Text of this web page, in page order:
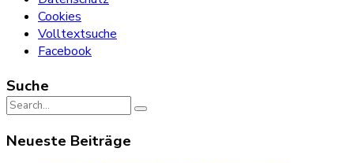
Cookies
Volltextsuche
Facebook
Suche
Search
Neueste Beiträge